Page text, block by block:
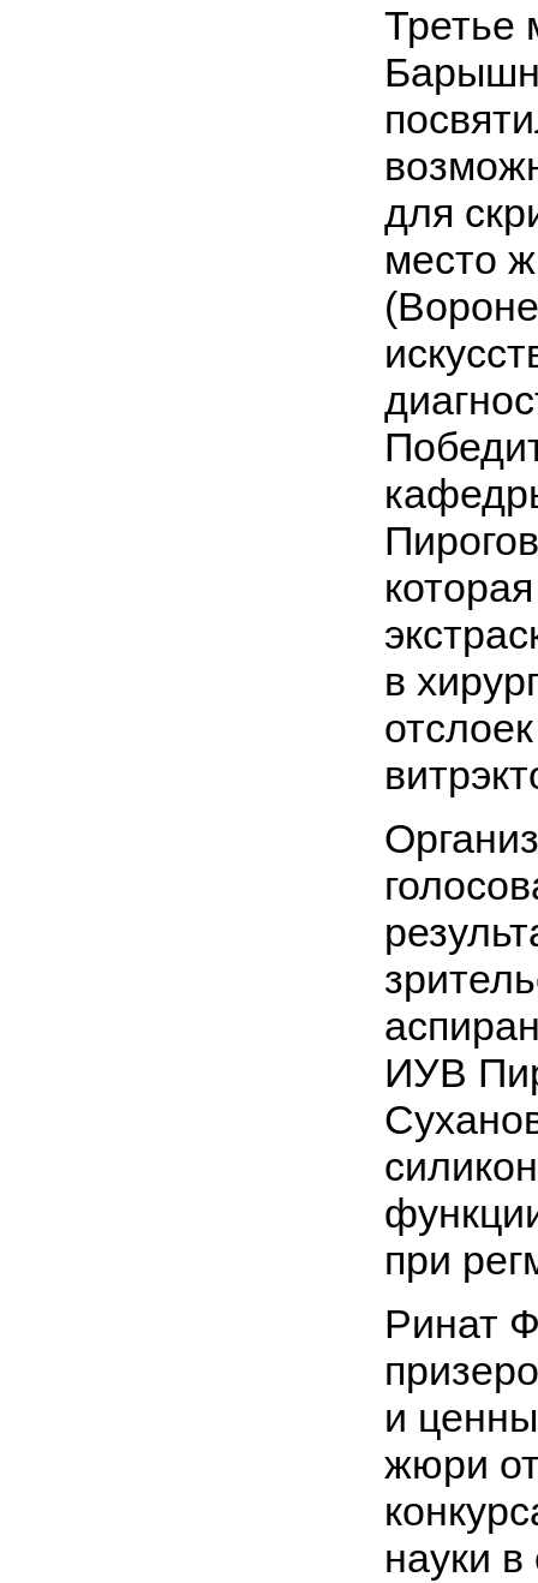
Третье
для
место
в
ИУВ
при
Ринат
и
жюри
науки